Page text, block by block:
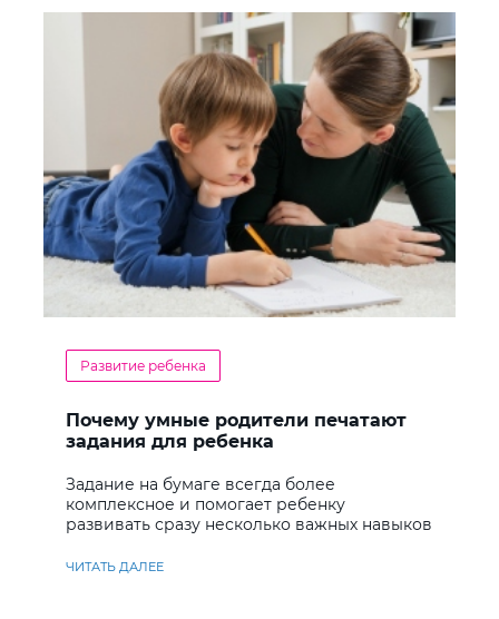
Развитие ребенка
Почему умные родители печатают
задания для ребенка
Задание на бумаге всегда более
комплексное и помогает ребенку
развивать сразу несколько важных навыков
ЧИТАТЬ ДАЛЕЕ